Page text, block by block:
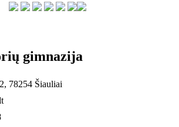
gimnazija
78254 Šiauliai